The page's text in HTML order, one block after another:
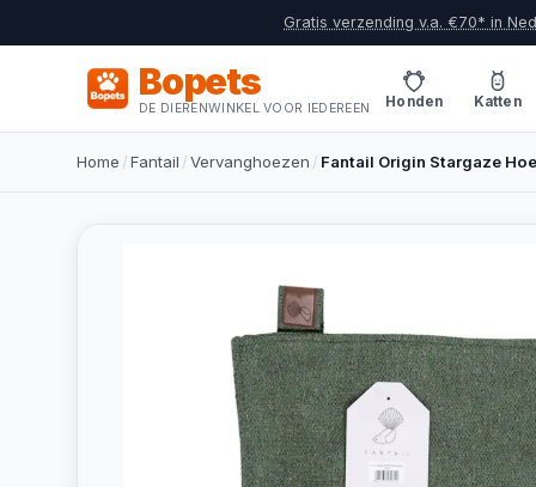
Gratis verzending v.a. €70* in
Bopets
DE DIERENWINKEL VOOR IEDEREEN Honden Katten
Home /Fantail /Vervanghoezen / Fantail Origin Stargaze